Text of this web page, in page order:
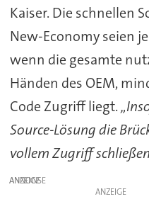
Kaiser. Die schnellen
New-Economy seien
wenn die gesamte
Händen des OEM,
Code Zugriff liegt.
Source-Lösung die
vollem Zugriff
ANZEIGE
ANZEIGE